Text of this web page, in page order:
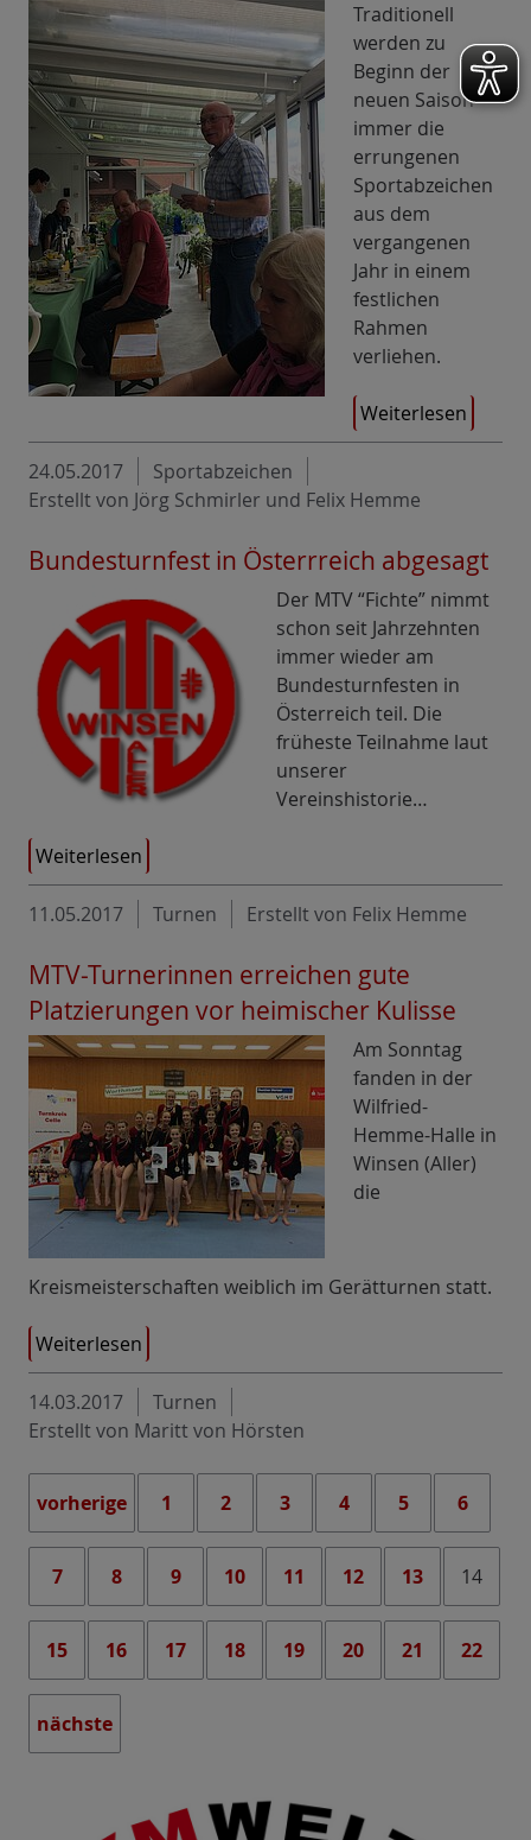
Traditionell
werden zu
Beginn der
neuen Saison
immer die
errungenen
Sportabzeichen
aus dem
vergangenen
Jahr in einem
festlichen
Rahmen
verliehen.
Weiterlesen
24.05.2017
Sportabzeichen
Erstellt von Jörg Schmirler und Felix Hemme
Bundesturnfest in Österrreich abgesagt
Der MTV “Fichte” nimmt
schon seit Jahrzehnten
immer wieder am
Bundesturnfesten in
Österreich teil. Die
früheste Teilnahme laut
unserer
Vereinshistorie…
Weiterlesen
11.05.2017 Turnen Erstellt von Felix Hemme
MTV-Turnerinnen erreichen gute
Platzierungen vor heimischer Kulisse
Am Sonntag
fanden in der
Wilfried-
Hemme-Halle in
Winsen (Aller)
die
Kreismeisterschaften weiblich im Gerätturnen statt.
Weiterlesen
14.03.2017
Turnen
Erstellt von Maritt von Hörsten
vorherige 1 2 3 4 5 6
7 8 9 10 11 12 13 14
15 16 17 18 19 20 21 22
nächste